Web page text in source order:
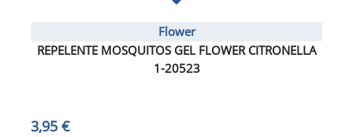
Flower
REPELENTE MOSQUITOS GEL FLOWER CITRONELLA
1-20523
3,95 €